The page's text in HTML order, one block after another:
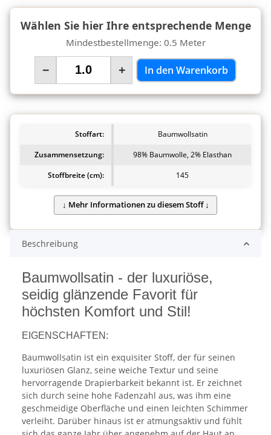
Wählen Sie hier Ihre entsprechende Menge
Mindestbestellmenge: 0.5 Meter
− + In den Warenkorb
Stoffart:
Baumwollsatin
Zusammensetzung:
98% Baumwolle, 2% Elasthan
Stoffbreite (cm):
145
Beschreibung
Baumwollsatin - der luxuriöse,
seidig glänzende Favorit für
höchsten Komfort und Stil!
EIGENSCHAFTEN:
Baumwollsatin ist ein exquisiter Stoff, der für seinen
luxuriösen Glanz, seine weiche Textur und seine
hervorragende Drapierbarkeit bekannt ist. Er zeichnet
sich durch seine hohe Fadenzahl aus, was ihm eine
geschmeidige Oberfläche und einen leichten Schimmer
verleiht. Darüber hinaus ist er atmungsaktiv und fühlt